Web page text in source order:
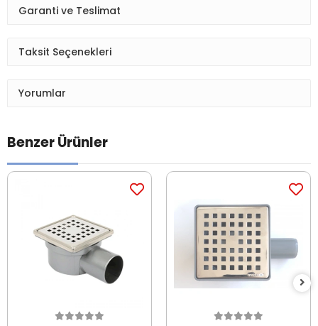
Garanti ve Teslimat
Taksit Seçenekleri
Yorumlar
Benzer Ürünler